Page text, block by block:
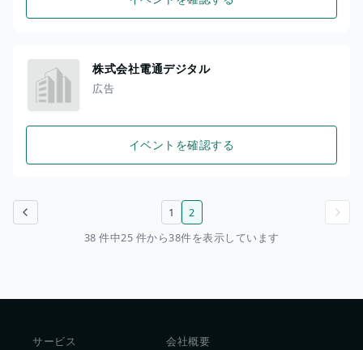
株式会社電通デジタル
広告
イベントを確認する
前のページ 1
2
38 件中25 件から38件を表示しています
サービス 会社概要